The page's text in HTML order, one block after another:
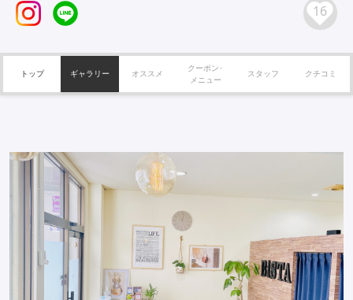
16
トップ ギャラリー オススメ
クーポン･
メニュー
スタッフ クチコミ